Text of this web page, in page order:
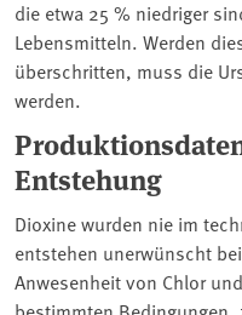
die etwa 25 % niedriger
Lebensmitteln. Werden
überschritten, muss die
werden.
Entstehung
Dioxine wurden nie im
entstehen unerwünscht
Anwesenheit von Chlor
bestimmten